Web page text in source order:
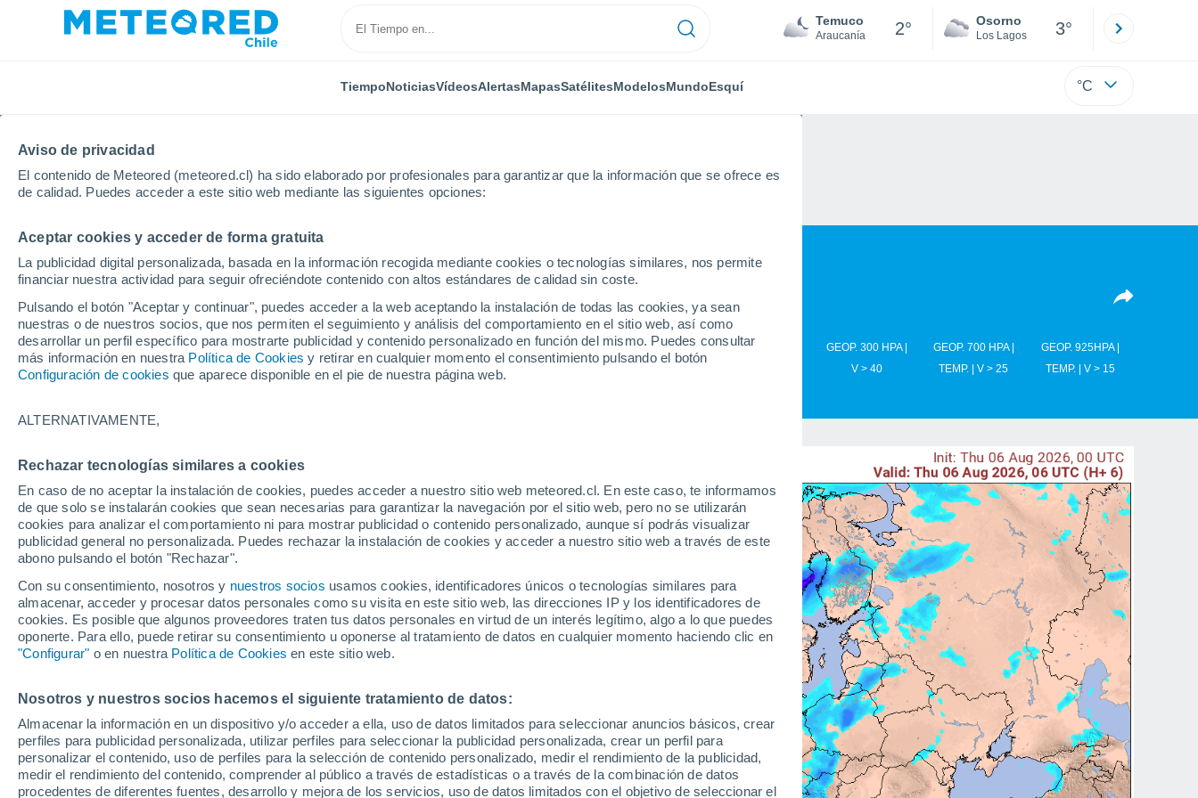
Aviso de privacidad
El contenido de Meteored (meteored.cl) ha sido elaborado por profesionales para garantizar que la información que se ofrece es
de calidad. Puedes acceder a este sitio web mediante las siguientes opciones:
Aceptar cookies y acceder de forma gratuita
La publicidad digital personalizada, basada en la información recogida mediante cookies o tecnologías similares, nos permite
financiar nuestra actividad para seguir ofreciéndote contenido con altos estándares de calidad sin coste.
Pulsando el botón "Aceptar y continuar", puedes acceder a la web aceptando la instalación de todas las cookies, ya sean
nuestras o de nuestros socios, que nos permiten el seguimiento y análisis del comportamiento en el sitio web, así como
desarrollar un perfil específico para mostrarte publicidad y contenido personalizado en función del mismo. Puedes consultar
más información en nuestra Política de Cookies y retirar en cualquier momento el consentimiento pulsando el botón
Configuración de cookies que aparece disponible en el pie de nuestra página web.
ALTERNATIVAMENTE,
Rechazar tecnologías similares a cookies
En caso de no aceptar la instalación de cookies, puedes acceder a nuestro sitio web meteored.cl. En este caso, te informamos
de que solo se instalarán cookies que sean necesarias para garantizar la navegación por el sitio web, pero no se utilizarán
cookies para analizar el comportamiento ni para mostrar publicidad o contenido personalizado, aunque sí podrás visualizar
publicidad general no personalizada. Puedes rechazar la instalación de cookies y acceder a nuestro sitio web a través de este
abono pulsando el botón "Rechazar".
Con su consentimiento, nosotros y nuestros socios usamos cookies, identificadores únicos o tecnologías similares para
almacenar, acceder y procesar datos personales como su visita en este sitio web, las direcciones IP y los identificadores de
cookies. Es posible que algunos proveedores traten tus datos personales en virtud de un interés legítimo, algo a lo que puedes
oponerte. Para ello, puede retirar su consentimiento u oponerse al tratamiento de datos en cualquier momento haciendo clic en
"Configurar" o en nuestra Política de Cookies en este sitio web.
Nosotros y nuestros socios hacemos el siguiente tratamiento de datos:
Almacenar la información en un dispositivo y/o acceder a ella, uso de datos limitados para seleccionar anuncios básicos, crear
perfiles para publicidad personalizada, utilizar perfiles para seleccionar la publicidad personalizada, crear un perfil para
personalizar el contenido, uso de perfiles para la selección de contenido personalizado, medir el rendimiento de la publicidad,
medir el rendimiento del contenido, comprender al público a través de estadísticas o a través de la combinación de datos
procedentes de diferentes fuentes, desarrollo y mejora de los servicios, uso de datos limitados con el objetivo de seleccionar el
Temuco
Araucanía 2° Osorno
Los Lagos 3°
TiempoNoticiasVídeosAlertasMapasSatélitesModelosMundoEsquí °C
Inicio Modelos Modelos Alemania - GFS Europa
Modelos de predicción numérica
PRES. | V > 10 |
NUB. | PREC. 6H |
PRECIPITACI
NIEVE
ACUMULADA
TEMPERATURA
2M
GEOP. 850 HPA |
GEOP. 500 HPA |
VIENTO 10M |
GEOP. 300 HPA |
V > 40
GEOP. 700 HPA |
TEMP. | V > 25
GEOP. 925HPA |
TEMP. | V > 15
Alemania
ECMWF
GFS
ECMWF Europa
GFS Europa